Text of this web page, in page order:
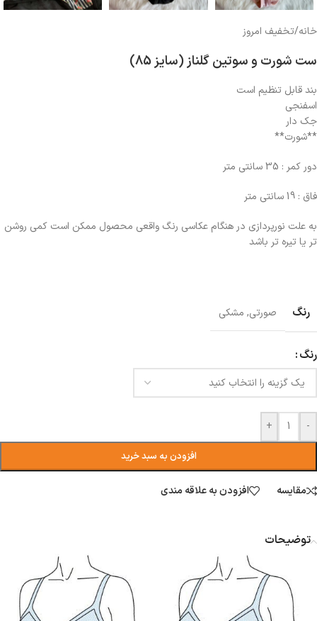
خانه/تخفیف امروز
ست شورت و سوتین گلناز (سایز 85)
بند قابل تنظیم است
اسفنجی
جک دار
**شورت**
دور کمر : 35 سانتی متر
فاق : 19 سانتی متر
به علت نورپردازی در هنگام عکاسی رنگ واقعی محصول ممکن است کمی روشن
تر یا تیره تر باشد
رنگ صورتی, مشکی
رنگ
-
+
افزودن به سبد خرید
مقایسه افزودن به علاقه مندی
توضیحات